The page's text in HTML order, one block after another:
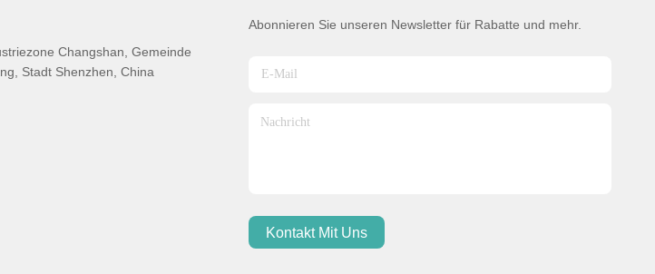
Changshan, Gemeinde
Stadt Shenzhen, China
Abonnieren Sie unseren Newsletter für Rabatte und mehr.
Kontakt Mit Uns